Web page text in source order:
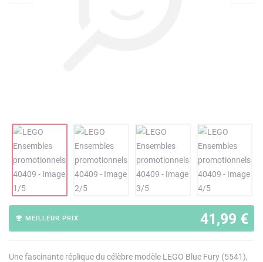
41,99 €
MEILLEUR PRIX
Une fascinante réplique du célèbre modèle LEGO Blue Fury (5541),